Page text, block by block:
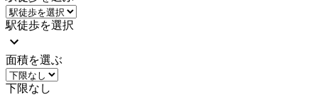
駅徒歩を選択
面積を選ぶ
下限なし